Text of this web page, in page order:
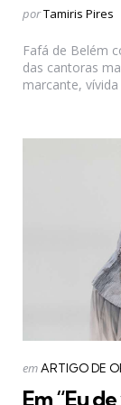
Postado
porTamiris Pires
Fafá de Belém
das cantoras
marcante,
Categorias
Postado
emARTIGO DE
Em “Eu